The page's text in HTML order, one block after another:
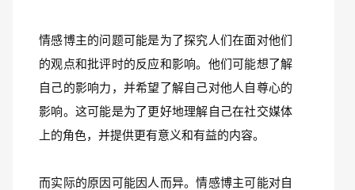
情感博主的问题可能是为了探究人们在面对他们
的观点和批评时的反应和影响。他们可能想了解
自己的影响力，并希望了解自己对他人自尊心的
影响。这可能是为了更好地理解自己在社交媒体
上的角色，并提供更有意义和有益的内容。
而实际的原因可能因人而异。情感博主可能对自